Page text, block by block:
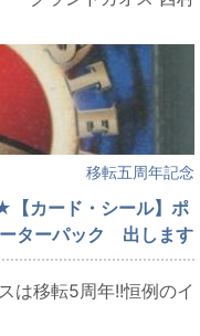
移転五周年記念
カード・シール】ポ
ターパック 出します
は移転5周年!!恒例のイ